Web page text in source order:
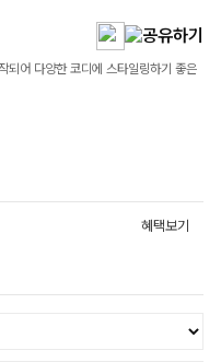
되어 다양한 코디에 스타일링하기 좋은
혜택보기